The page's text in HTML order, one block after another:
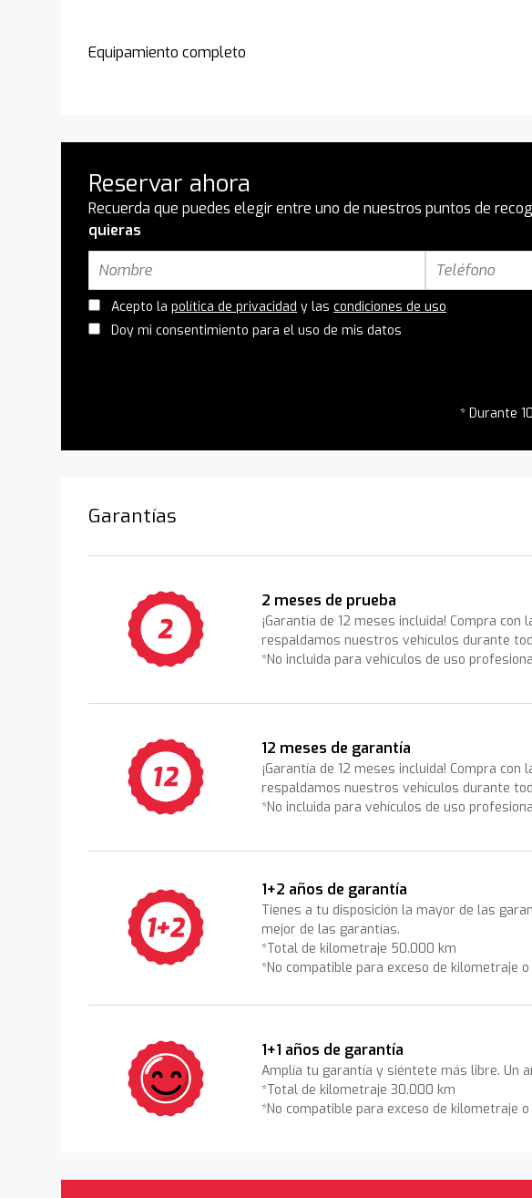
Equipamiento completo
Reservar ahora
Recuerda que puedes elegir entre uno de nuestros puntos de
quieras
Acepto lapolítica de privacidad y lascondiciones de uso
Doy mi consentimiento para el uso de mis datos
* Durante
Garantías
2 meses de prueba
¡Garantía de 12 meses incluida! Compra con
respaldamos nuestros vehículos durante
*No incluida para vehículos de uso
12 meses de garantía
¡Garantía de 12 meses incluida! Compra con
respaldamos nuestros vehículos durante
*No incluida para vehículos de uso
1+2 años de garantía
Tienes a tu disposición la mayor de las
mejor de las garantías.
*Total de kilometraje 50.000 km
*No compatible para exceso de kilometraje
1+1 años de garantía
Amplía tu garantía y siéntete más libre. Un
*Total de kilometraje 30.000 km
*No compatible para exceso de kilometraje